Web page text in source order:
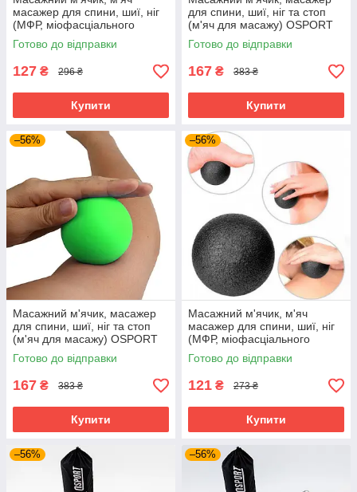
масажер для спини, шиї, ніг
(МФР, міофасціального
релізу) OSPORT EPP 12см
(MS 3338-2) Чорний
Готово до відправки
127 ₴ 296 ₴
Купити
для спини, шиї, ніг та стоп
(м'яч для масажу) OSPORT
6см (MS 3271-1)
Помаранчевий
Готово до відправки
167 ₴ 383 ₴
Купити
–56%
Масажний м'ячик, масажер
для спини, шиї, ніг та стоп
(м'яч для масажу) OSPORT
6см (MS 3271-1) Зелений
Готово до відправки
167 ₴ 383 ₴
Купити
–56%
Масажний м'ячик, м'яч
масажер для спини, шиї, ніг
(МФР, міофасціального
релізу) OSPORT EPP 10см
(MS 3338-3) Чорний
Готово до відправки
121 ₴ 273 ₴
Купити
–56% –56%